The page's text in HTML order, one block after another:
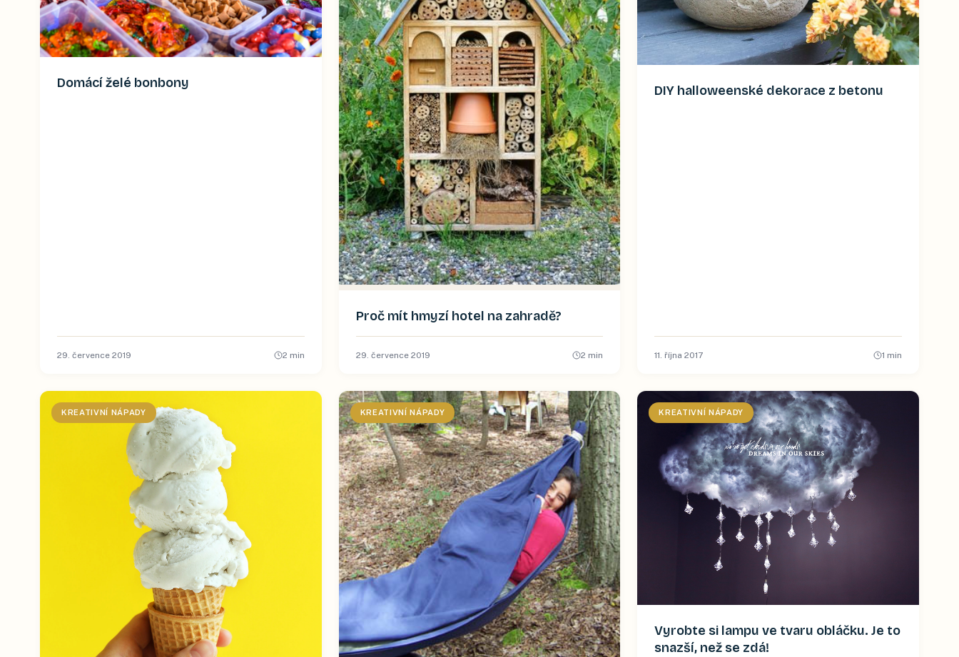
Domácí želé bonbony
29. července 2019 2 min
Proč mít hmyzí hotel na zahradě?
29. července 2019 2 min
DIY halloweenské dekorace z betonu
11. října 2017 1 min
KREATIVNÍ NÁPADY KREATIVNÍ NÁPADY KREATIVNÍ NÁPADY
Vyrobte si lampu ve tvaru obláčku. Je to
snazší, než se zdá!